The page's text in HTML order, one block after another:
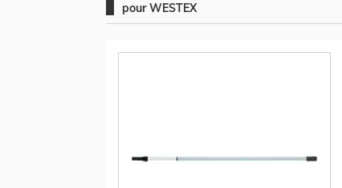
pour WESTEX